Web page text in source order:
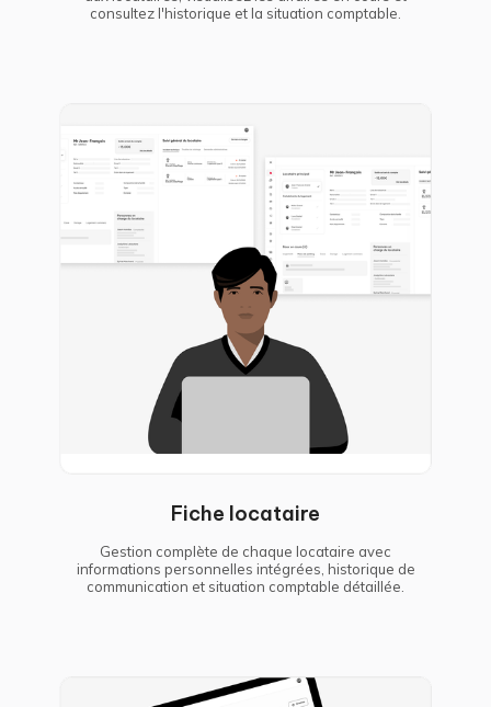
consultez l'historique et la situation comptable.
Fiche locataire
Gestion complète de chaque locataire avec
informations personnelles intégrées, historique de
communication et situation comptable détaillée.